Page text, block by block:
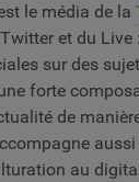
le média de la
et du Live
sur des
forte
de
au